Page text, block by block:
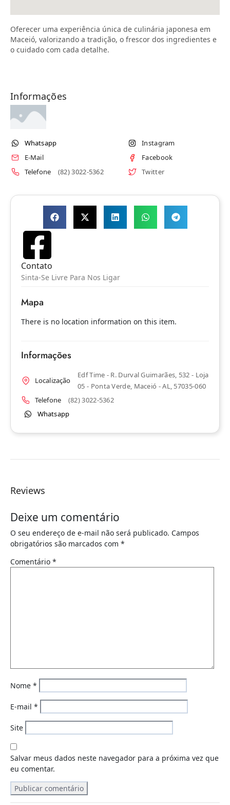
Oferecer uma experiência única de culinária japonesa em
Maceió, valorizando a tradição, o frescor dos ingredientes e
o cuidado com cada detalhe.
Informações
Whatsapp
E-Mail
Telefone
(82) 3022-5362
Instagram
Facebook
Twitter
Contato
Sinta-Se Livre Para Nos Ligar
Mapa
There is no location information on this item.
Informações
Localização
Edf Time - R. Durval Guimarães, 532 - Loja
05 - Ponta Verde, Maceió - AL, 57035-060
Telefone
(82) 3022-5362
Whatsapp
Reviews
Deixe um comentário
O seu endereço de e-mail não será publicado. Campos
obrigatórios são marcados com *
Comentário *
Nome *
E-mail *
Site
Salvar meus dados neste navegador para a próxima vez que
eu comentar.